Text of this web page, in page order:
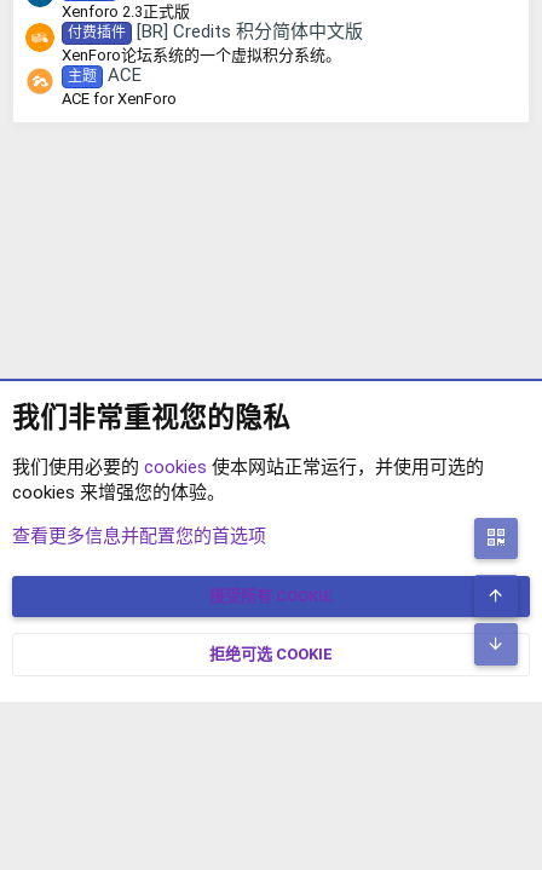
Xenforo 2.3正式版
付费插件 [BR] Credits 积分简体中文版
XenForo论坛系统的一个虚拟积分系统。
主题 ACE
ACE for XenForo
XENFORO2.1 主题
简体中文 联系我们
© COPYRIGHT 2017-2026 XENFORO中文社区 版权所有 冀ICP备
我们非常重视您的隐私
我们使用必要的 cookies 使本网站正常运行，并使用可选的
cookies 来增强您的体验。
查看更多信息并配置您的首选项
接受所有 COOKIE
拒绝可选 COOKIE